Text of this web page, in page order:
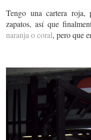
Tengo una cartera roja,
zapatos, así que
naranja o coral, pero que